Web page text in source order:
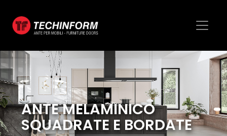
ANTE MELAMINICO
SQUADRATE E BORDATE